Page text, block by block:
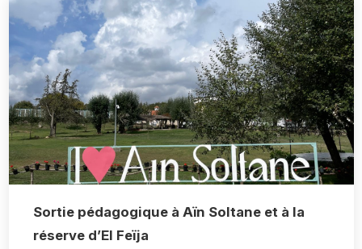
Sortie pédagogique à Aïn Soltane et à la
réserve d’El Feïja